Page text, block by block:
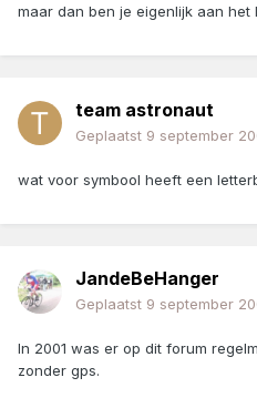
maar dan ben je eigenlijk aan het
team astronaut
Geplaatst 9 september
wat voor symbool heeft een
JandeBeHanger
Geplaatst 9 september
In 2001 was er op dit forum
zonder gps.